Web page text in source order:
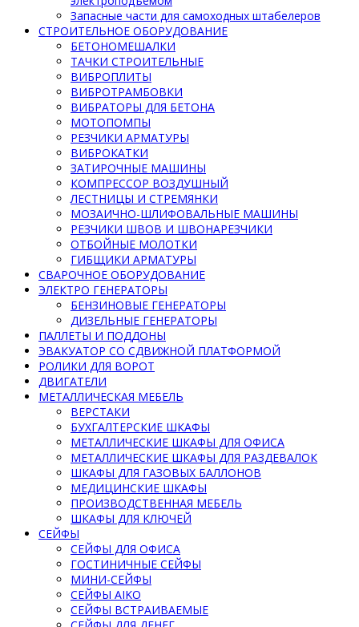
Запасные части для самоходных штабелеров
СТРОИТЕЛЬНОЕ ОБОРУДОВАНИЕ
БЕТОНОМЕШАЛКИ
ТАЧКИ СТРОИТЕЛЬНЫЕ
ВИБРОПЛИТЫ
ВИБРОТРАМБОВКИ
ВИБРАТОРЫ ДЛЯ БЕТОНА
МОТОПОМПЫ
РЕЗЧИКИ АРМАТУРЫ
ВИБРОКАТКИ
ЗАТИРОЧНЫЕ МАШИНЫ
КОМПРЕССОР ВОЗДУШНЫЙ
ЛЕСТНИЦЫ И СТРЕМЯНКИ
МОЗАИЧНО-ШЛИФОВАЛЬНЫЕ МАШИНЫ
РЕЗЧИКИ ШВОВ И ШВОНАРЕЗЧИКИ
ОТБОЙНЫЕ МОЛОТКИ
ГИБЩИКИ АРМАТУРЫ
СВАРОЧНОЕ ОБОРУДОВАНИЕ
ЭЛЕКТРО ГЕНЕРАТОРЫ
БЕНЗИНОВЫЕ ГЕНЕРАТОРЫ
ДИЗЕЛЬНЫЕ ГЕНЕРАТОРЫ
ПАЛЛЕТЫ И ПОДДОНЫ
ЭВАКУАТОР СО СДВИЖНОЙ ПЛАТФОРМОЙ
РОЛИКИ ДЛЯ ВОРОТ
ДВИГАТЕЛИ
МЕТАЛЛИЧЕСКАЯ МЕБЕЛЬ
ВЕРСТАКИ
БУХГАЛТЕРСКИЕ ШКАФЫ
МЕТАЛЛИЧЕСКИЕ ШКАФЫ ДЛЯ ОФИСА
МЕТАЛЛИЧЕСКИЕ ШКАФЫ ДЛЯ РАЗДЕВАЛОК
ШКАФЫ ДЛЯ ГАЗОВЫХ БАЛЛОНОВ
МЕДИЦИНСКИЕ ШКАФЫ
ПРОИЗВОДСТВЕННАЯ МЕБЕЛЬ
ШКАФЫ ДЛЯ КЛЮЧЕЙ
СЕЙФЫ
СЕЙФЫ ДЛЯ ОФИСА
ГОСТИНИЧНЫЕ СЕЙФЫ
МИНИ-СЕЙФЫ
СЕЙФЫ AIKO
СЕЙФЫ ВСТРАИВАЕМЫЕ